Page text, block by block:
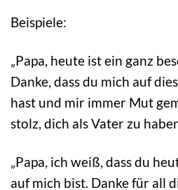
Beispiele:
„Papa, heute ist ein ganz
Danke, dass du mich auf
hast und mir immer Mut
stolz, dich als Vater zu
„Papa, ich weiß, dass du
auf mich bist. Danke für all